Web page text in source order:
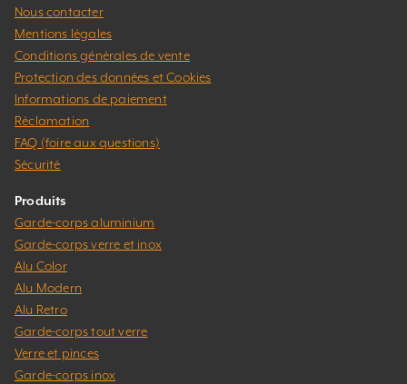
Nous contacter
Mentions légales
Conditions générales de vente
Protection des données et Cookies
Informations de paiement
Réclamation
FAQ (foire aux questions)
Sécurité
Produits
Garde-corps aluminium
Garde-corps verre et inox
Alu Color
Alu Modern
Alu Retro
Garde-corps tout verre
Verre et pinces
Garde-corps inox